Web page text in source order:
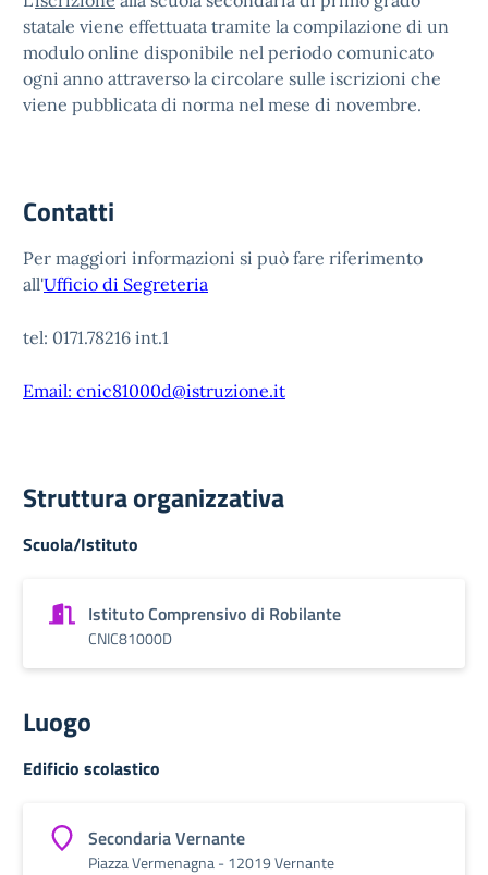
statale viene effettuata tramite la compilazione di un
modulo online disponibile nel periodo comunicato
ogni anno attraverso la circolare sulle iscrizioni che
viene pubblicata di norma nel mese di novembre.
Contatti
Per maggiori informazioni si può fare riferimento
all'Ufficio di Segreteria
tel: 0171.78216 int.1
Email: cnic81000d@istruzione.it
Struttura organizzativa
Scuola/Istituto
Istituto Comprensivo di Robilante
CNIC81000D
Luogo
Edificio scolastico
Secondaria Vernante
Piazza Vermenagna - 12019 Vernante